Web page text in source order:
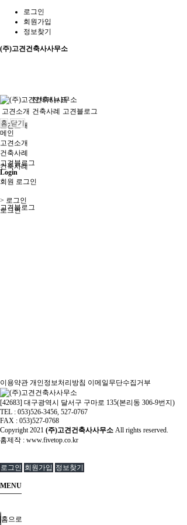
로그인
회원가입
정보찾기
(주)고견건축사사무소
고견소개
건축사례
고견블로그
전체메뉴표
고견소개 건축사례
고견블로그
홈 닫기
메인
고견소개
건축사례
고견블로그
Login
회원 로그인
> 로그인
로그인
이용약관 개인정보처리방침 이메일무단수집거부
[42683] 대구광역시 달서구 구마로 135(본리동 306-9번지)
TEL : 053)526-3456, 527-0767
FAX : 053)527-0768
Copyright2021 (주)고견건축사사무소 All rights reserved.
홈제작 : www.fivetop.co.kr
로그인 회원가입 정보찾기
MENU
홈으로